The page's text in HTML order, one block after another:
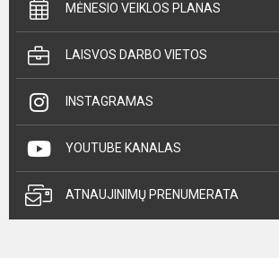
MĖNESIO VEIKLOS PLANAS
LAISVOS DARBO VIETOS
INSTAGRAMAS
YOUTUBE KANALAS
ATNAUJINIMŲ PRENUMERATA